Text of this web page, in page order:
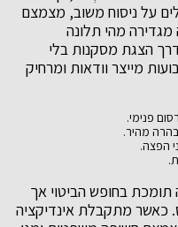
על ניסוח משוב, מצמצם
מגדירה מהי תלונה
הצגת מסקנות בלי
מייצר וודאות ומרחיק
פנימי.
מהיר.
הפצה.
תומכת בחופש הביטוי אך
כאשר מתקבלת אינדיקציה